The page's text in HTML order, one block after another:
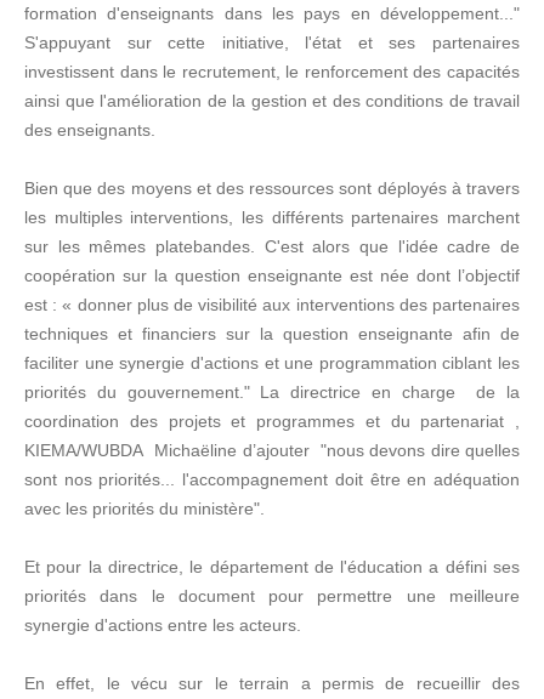
formation d'enseignants dans les pays en développement..."
S'appuyant sur cette initiative, l'état et ses partenaires
investissent dans le recrutement, le renforcement des capacités
ainsi que l'amélioration de la gestion et des conditions de travail
des enseignants.
Bien que des moyens et des ressources sont déployés à travers
les multiples interventions, les différents partenaires marchent
sur les mêmes platebandes. C'est alors que l'idée cadre de
coopération sur la question enseignante est née dont l’objectif
est : « donner plus de visibilité aux interventions des partenaires
techniques et financiers sur la question enseignante afin de
faciliter une synergie d'actions et une programmation ciblant les
priorités du gouvernement." La directrice en charge de la
coordination des projets et programmes et du partenariat ,
KIEMA/WUBDA Michaëline d’ajouter "nous devons dire quelles
sont nos priorités... l'accompagnement doit être en adéquation
avec les priorités du ministère".
Et pour la directrice, le département de l'éducation a défini ses
priorités dans le document pour permettre une meilleure
synergie d'actions entre les acteurs.
En effet, le vécu sur le terrain a permis de recueillir des